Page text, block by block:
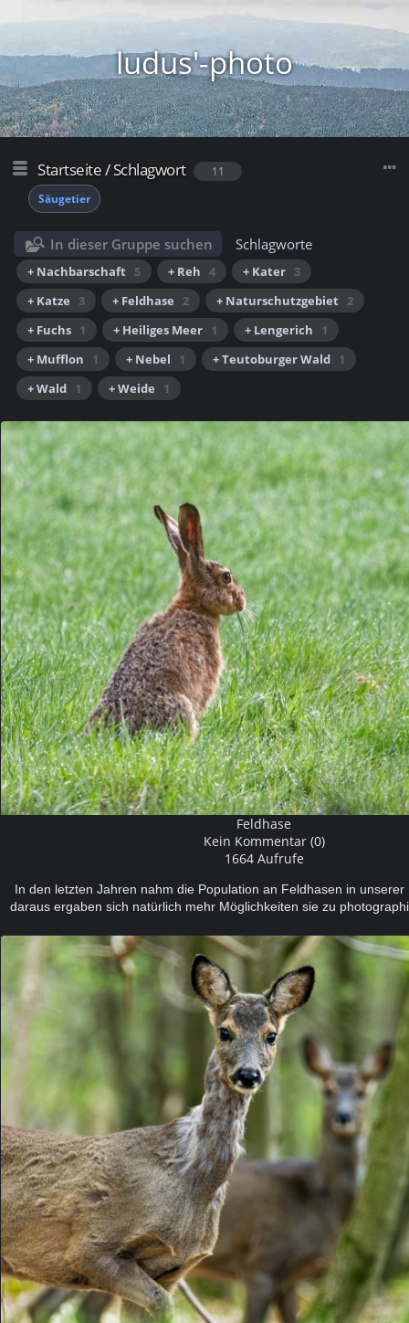
ludus'-photo
Startseite/Schlagwort
11
Säugetier
In dieser Gruppe suchen Schlagworte
+ Nachbarschaft 5 + Reh 4 + Kater 3
+ Katze
3 + Feldhase 2 + Naturschutzgebiet 2
+ Fuchs 1 + Heiliges Meer 1 + Lengerich
1
+ Mufflon
1 + Nebel 1 + Teutoburger Wald 1
+ Wald 1 + Weide 1
Feldhase
Kein Kommentar (0)
1664 Aufrufe
In den letzten Jahren nahm die Population an Feldhasen in
daraus ergaben sich natürlich mehr Möglichkeiten sie zu